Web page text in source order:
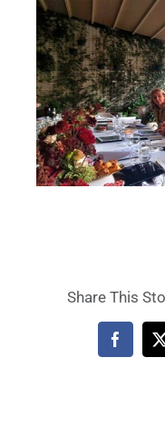
Share This